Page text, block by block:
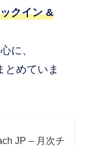
クイン &
に、
とめていま
JP – 月次チ